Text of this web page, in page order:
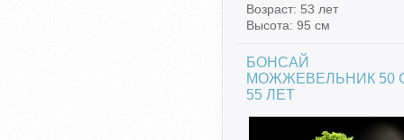
Возраст: 53 лет
Высота: 95 см
БОНСАЙ
МОЖЖЕВЕЛЬНИК 50
55 ЛЕТ